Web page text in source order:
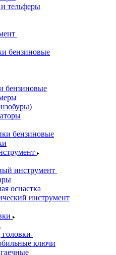
тельферы
бензиновые
бензиновые
бензиновые
инструмент
оснастка
инструмент
ключи